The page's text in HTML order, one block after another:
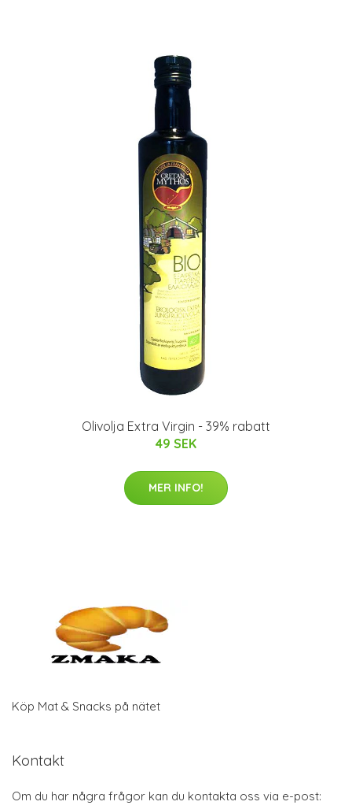
Olivolja Extra Virgin - 39% rabatt
49 SEK
MER INFO!
Köp Mat & Snacks på nätet
Kontakt
Om du har några frågor kan du kontakta oss via e-post: